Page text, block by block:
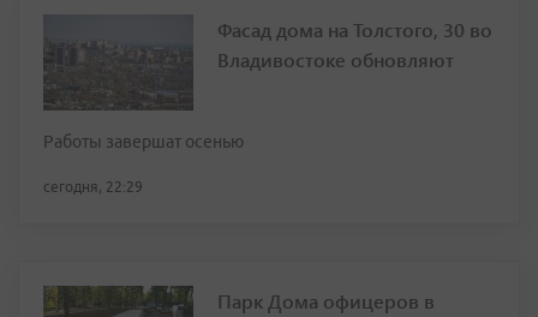
Фасад дома на Толстого, 30 во
Владивостоке обновляют
Работы завершат осенью
сегодня, 22:29
Парк Дома офицеров в